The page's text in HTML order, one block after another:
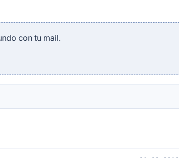
con tu mail.